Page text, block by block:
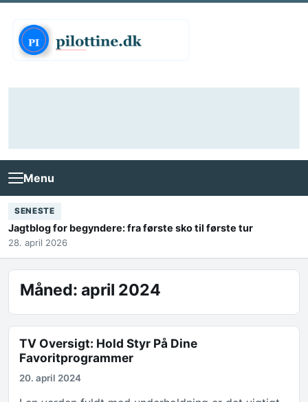
Menu
SENESTE
Jagtblog for begyndere: fra første sko til første tur
28. april 2026
Måned: april 2024
TV Oversigt: Hold Styr På Dine
Favoritprogrammer
20. april 2024